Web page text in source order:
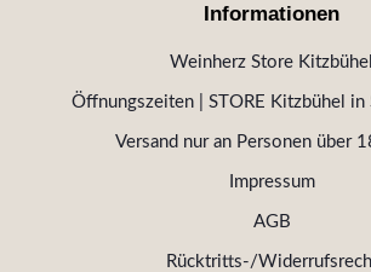
Informationen
Weinherz Store Kitzbühel
Öffnungszeiten | STORE Kitzbühel in
Versand nur an Personen über
Impressum
AGB
Rücktritts-/